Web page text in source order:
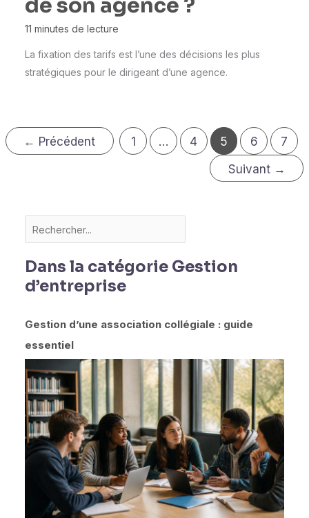
de son agence ?
11 minutes de lecture
La fixation des tarifs est l’une des décisions les plus
stratégiques pour le dirigeant d’une agence.
← Précédent 1 … 4 5 6
7
Suivant →
Dans la catégorie Gestion
d’entreprise
Gestion d’une association collégiale : guide
essentiel